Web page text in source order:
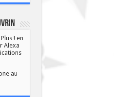
! en
Alexa
au